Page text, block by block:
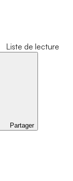
Liste de lecture
Partager